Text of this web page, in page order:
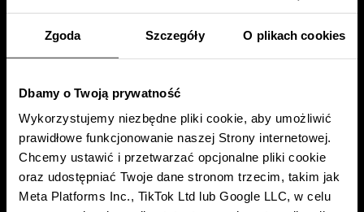
Zgoda Szczegóły O plikach cookies
Dbamy o Twoją prywatność
Wykorzystujemy niezbędne pliki cookie, aby umożliwić
prawidłowe funkcjonowanie naszej Strony internetowej.
Chcemy ustawić i przetwarzać opcjonalne pliki cookie
oraz udostępniać Twoje dane stronom trzecim, takim jak
Meta Platforms Inc., TikTok Ltd lub Google LLC, w celu
Otrzymuj wiadomości dotyczące nowości, produktów, ofert specjalnych,
ZAPISZ SIĘ, ABY OTRZYMAĆ NEWSLETTER
PRODUKTY
O FIRMIE SHURE
ARTYKUŁY I WYDARZENIA